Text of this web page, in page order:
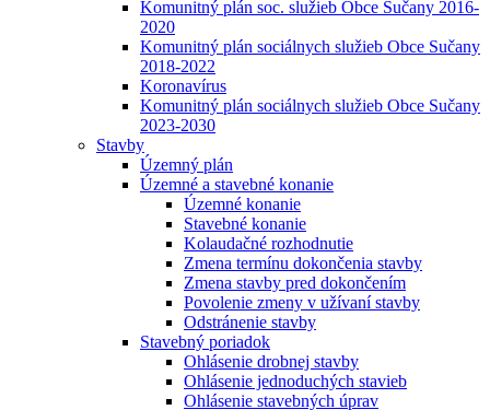
Komunitný plán soc. služieb Obce Sučany 2016-
2020
Komunitný plán sociálnych služieb Obce Sučany
2018-2022
Koronavírus
Komunitný plán sociálnych služieb Obce Sučany
2023-2030
Stavby
Územný plán
Územné a stavebné konanie
Územné konanie
Stavebné konanie
Kolaudačné rozhodnutie
Zmena termínu dokončenia stavby
Zmena stavby pred dokončením
Povolenie zmeny v užívaní stavby
Odstránenie stavby
Stavebný poriadok
Ohlásenie drobnej stavby
Ohlásenie jednoduchých stavieb
Ohlásenie stavebných úprav